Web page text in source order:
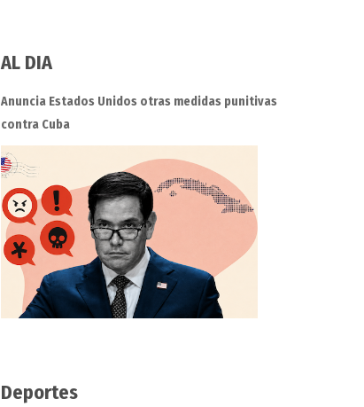
AL DIA
Anuncia Estados Unidos otras medidas punitivas
contra Cuba
Deportes